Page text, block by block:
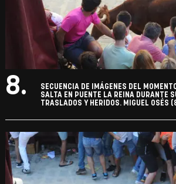
8.
SECUENCIA DE IMÁGENES DEL
SALTA EN PUENTE LA REINA DURANTE
TRASLADOS Y HERIDOS. MIGUEL OSÉS